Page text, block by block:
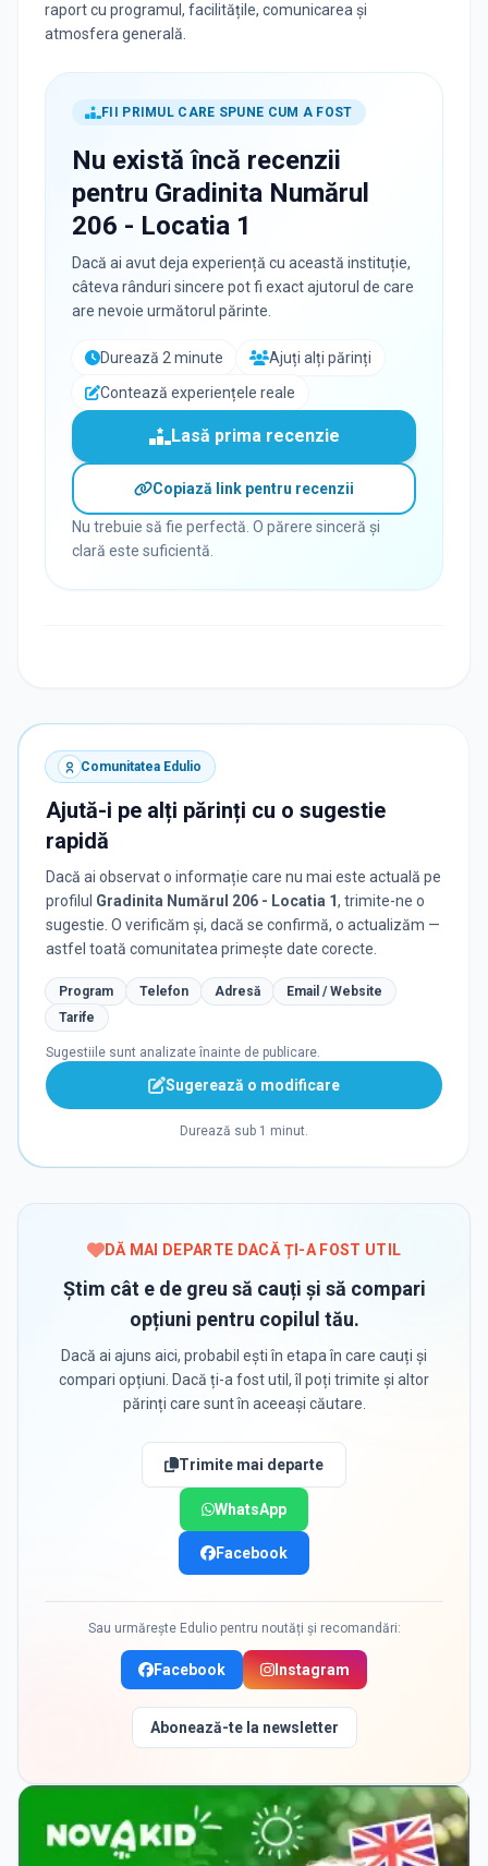
raport cu programul, facilitățile, comunicarea și
atmosfera generală.
FII PRIMUL CARE SPUNE CUM A FOST
Nu există încă recenzii
pentru Gradinita Numărul
206 - Locatia 1
Dacă ai avut deja experiență cu această instituție,
câteva rânduri sincere pot fi exact ajutorul de care
are nevoie următorul părinte.
Durează 2 minute
Ajuți alți părinți
Contează experiențele reale
Lasă prima recenzie
Copiază link pentru recenzii
Nu trebuie să fie perfectă. O părere sinceră și
clară este suficientă.
Comunitatea Edulio
Ajută-i pe alți părinți cu o sugestie
rapidă
Dacă ai observat o informație care nu mai este actuală pe
profilul Gradinita Numărul 206 - Locatia 1, trimite-ne o
sugestie. O verificăm și, dacă se confirmă, o actualizăm —
astfel toată comunitatea primește date corecte.
Program Telefon Adresă
Email / Website
Tarife
Sugestiile sunt analizate înainte de publicare.
Sugerează o modificare
Durează sub 1 minut.
DĂ MAI DEPARTE DACĂ ȚI-A FOST UTIL
Știm cât e de greu să cauți și să compari
opțiuni pentru copilul tău.
Dacă ai ajuns aici, probabil ești în etapa în care cauți și
compari opțiuni. Dacă ți-a fost util, îl poți trimite și altor
părinți care sunt în aceeași căutare.
Trimite mai departe
WhatsApp
Facebook
Sau urmărește Edulio pentru noutăți și recomandări:
Facebook Instagram
Abonează-te la newsletter